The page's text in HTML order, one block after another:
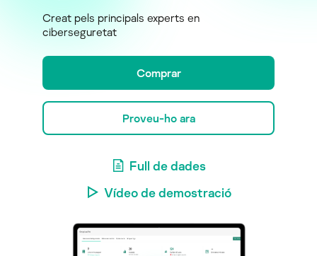
Creat pels principals experts en
ciberseguretat
Comprar
Proveu-ho ara
Full de dades
Vídeo de demostració